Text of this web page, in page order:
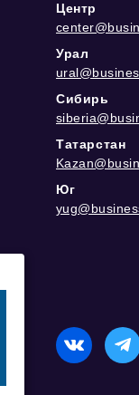
Центр
Урал
Сибирь
Татарстан
Юг